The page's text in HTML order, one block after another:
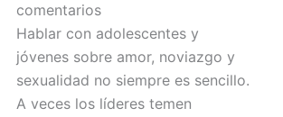
comentarios
Hablar con adolescentes y
jóvenes sobre amor, noviazgo y
sexualidad no siempre es sencillo.
A veces los líderes temen